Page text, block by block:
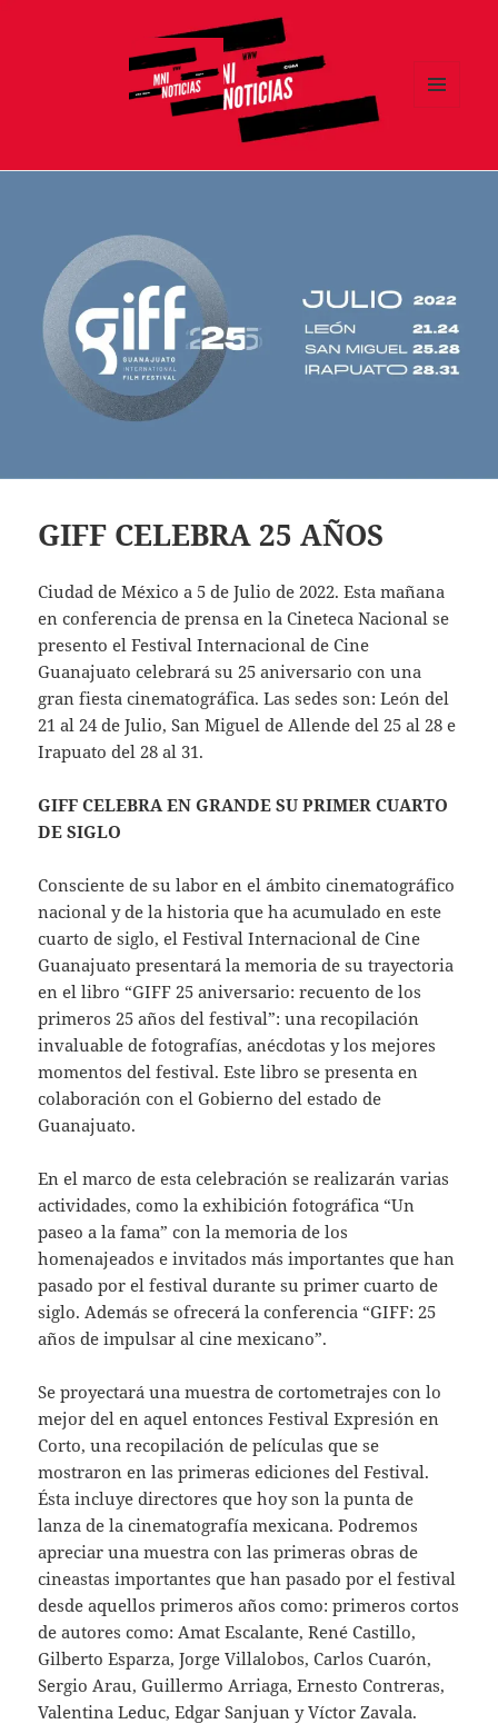
GIFF CELEBRA 25 AÑOS
Ciudad de México a 5 de Julio de 2022. Esta mañana
en conferencia de prensa en la Cineteca Nacional se
presento el Festival Internacional de Cine
Guanajuato celebrará su 25 aniversario con una
gran fiesta cinematográfica. Las sedes son: León del
21 al 24 de Julio, San Miguel de Allende del 25 al 28 e
Irapuato del 28 al 31.
GIFF CELEBRA EN GRANDE SU PRIMER CUARTO
DE SIGLO
Consciente de su labor en el ámbito cinematográfico
nacional y de la historia que ha acumulado en este
cuarto de siglo, el Festival Internacional de Cine
Guanajuato presentará la memoria de su trayectoria
en el libro “GIFF 25 aniversario: recuento de los
primeros 25 años del festival”: una recopilación
invaluable de fotografías, anécdotas y los mejores
momentos del festival. Este libro se presenta en
colaboración con el Gobierno del estado de
Guanajuato.
En el marco de esta celebración se realizarán varias
actividades, como la exhibición fotográfica “Un
paseo a la fama” con la memoria de los
homenajeados e invitados más importantes que han
pasado por el festival durante su primer cuarto de
siglo. Además se ofrecerá la conferencia “GIFF: 25
años de impulsar al cine mexicano”.
Se proyectará una muestra de cortometrajes con lo
mejor del en aquel entonces Festival Expresión en
Corto, una recopilación de películas que se
mostraron en las primeras ediciones del Festival.
Ésta incluye directores que hoy son la punta de
lanza de la cinematografía mexicana. Podremos
apreciar una muestra con las primeras obras de
cineastas importantes que han pasado por el festival
desde aquellos primeros años como: primeros cortos
de autores como: Amat Escalante, René Castillo,
Gilberto Esparza, Jorge Villalobos, Carlos Cuarón,
Sergio Arau, Guillermo Arriaga, Ernesto Contreras,
Valentina Leduc, Edgar Sanjuan y Víctor Zavala.